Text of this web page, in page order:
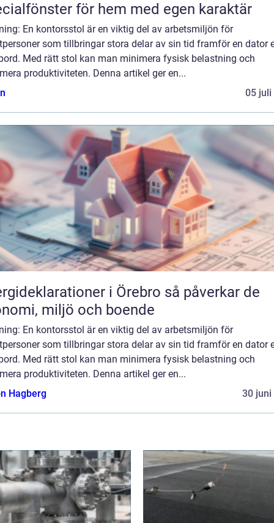
för hem med egen karaktär
En kontorsstol är en viktig del av arbetsmiljön för
som tillbringar stora delar av sin tid framför en dator
Med rätt stol kan man minimera fysisk belastning och
produktiviteten. Denna artikel ger en...
05 juli
i Örebro så påverkar de
miljö och boende
En kontorsstol är en viktig del av arbetsmiljön för
som tillbringar stora delar av sin tid framför en dator
Med rätt stol kan man minimera fysisk belastning och
produktiviteten. Denna artikel ger en...
Hagberg
30 juni